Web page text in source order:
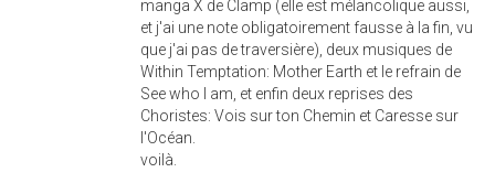
manga X de Clamp (elle est mélancolique aussi,
et j'ai une note obligatoirement fausse à la fin, vu
que j'ai pas de traversière), deux musiques de
Within Temptation: Mother Earth et le refrain de
See who I am, et enfin deux reprises des
Choristes: Vois sur ton Chemin et Caresse sur
l'Océan.
voilà.